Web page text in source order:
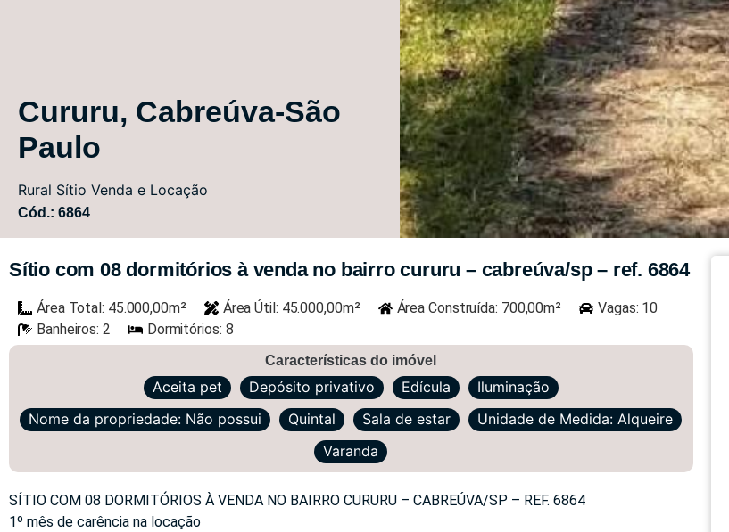
Cururu, Cabreúva-São
Paulo
Rural Sítio Venda e Locação
Cód.: 6864
Sítio com 08 dormitórios à venda no bairro cururu – cabreúva/sp – ref. 6864
Área Total: 45.000,00m² Área Útil: 45.000,00m² Área Construída: 700,00m²
Vagas: 10
Banheiros: 2
Dormitórios: 8
Características do imóvel
Aceita pet Depósito privativo Edícula
Iluminação
Nome da propriedade: Não possui
Quintal Sala de estar
Unidade de Medida: Alqueire
Varanda
SÍTIO COM 08 DORMITÓRIOS À VENDA NO BAIRRO CURURU – CABREÚVA/SP – REF. 6864
1º mês de carência na locação